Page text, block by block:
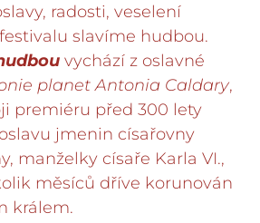
radosti, veselení
slavíme hudbou.
vychází z oslavné
planet Antonia Caldary,
premiéru před 300 lety
jmenin císařovny
manželky císaře Karla VI.,
měsíců dříve korunován
králem.